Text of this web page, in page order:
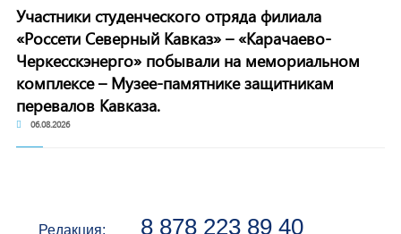
Участники студенческого отряда филиала
«Россети Северный Кавказ» – «Карачаево-
Черкесскэнерго» побывали на мемориальном
комплексе – Музее-памятнике защитникам
перевалов Кавказа.
06.08.2026
Редакция: 8 878 223 89 40